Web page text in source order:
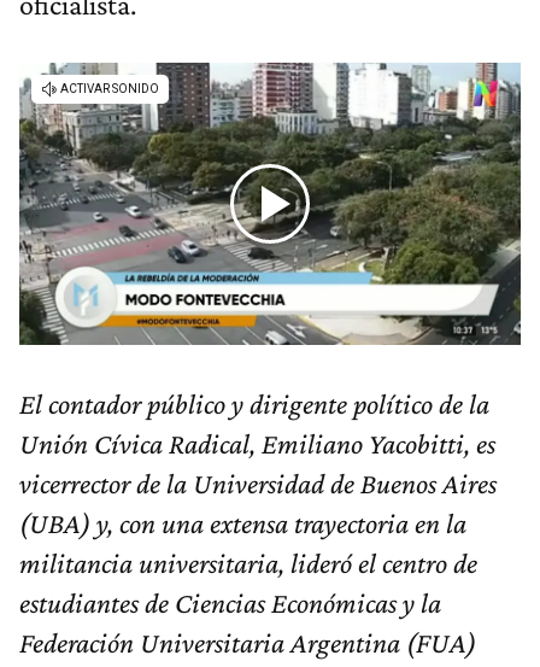
El contador público y dirigente político de la
Unión Cívica Radical, Emiliano Yacobitti, es
vicerrector de la Universidad de Buenos Aires
(UBA) y, con una extensa trayectoria en la
militancia universitaria, lideró el centro de
estudiantes de Ciencias Económicas y la
Federación Universitaria Argentina (FUA)